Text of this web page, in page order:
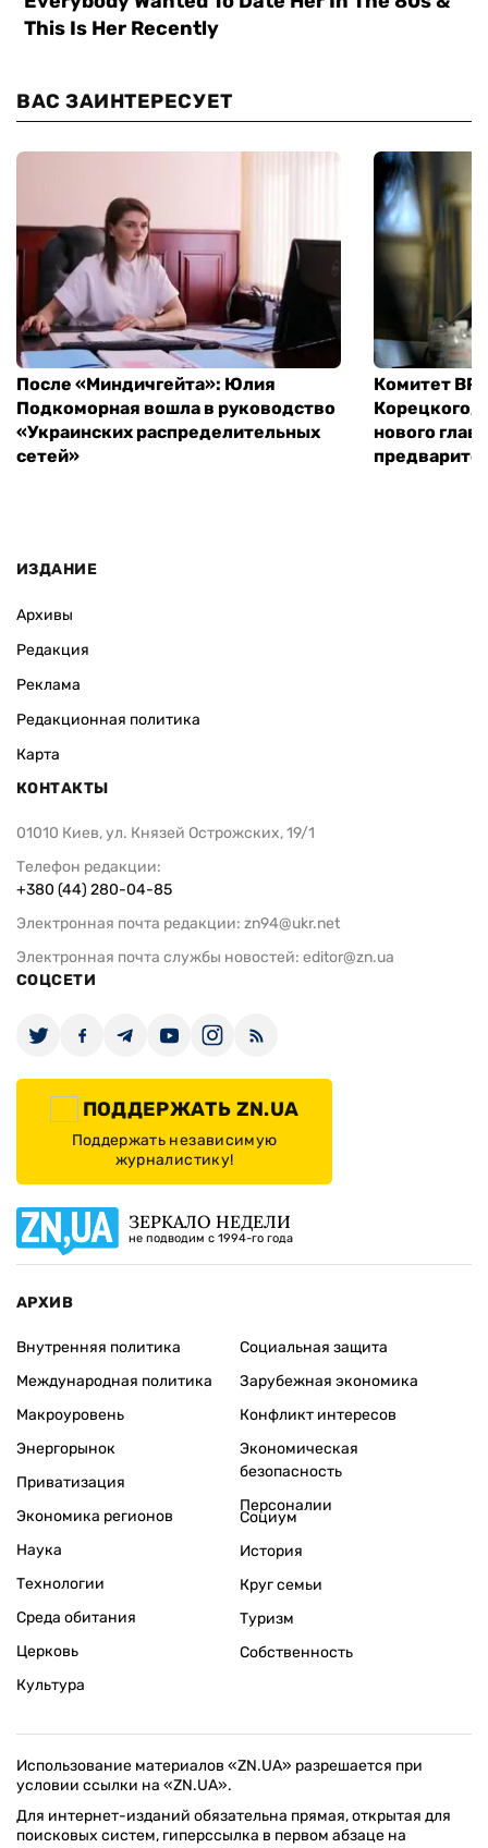
ВАС ЗАИНТЕРЕСУЕТ
После «Миндичгейта»: Юлия
Подкоморная вошла в руководство
«Украинских распределительных
сетей»
Комитет ВР
Корецкого,
нового
ИЗДАНИЕ
Архивы
Редакция
Реклама
Редакционная политика
Карта
КОНТАКТЫ
01010 Киев, ул. Князей Острожских, 19/1
Телефон редакции:
+380 (44) 280-04-85
Электронная почта редакции: zn94@ukr.net
Электронная почта службы новостей: editor@zn.ua
СОЦСЕТИ
ПОДДЕРЖАТЬ ZN.UA
Поддержать независимую
журналистику!
ЗЕРКАЛО НЕДЕЛИ
не подводим с 1994-го года
АРХИВ
Внутренняя политика
Международная политика
Макроуровень
Энергорынок
Приватизация
Экономика регионов
Социальная защита
Зарубежная экономика
Конфликт интересов
Экономическая
безопасность
Персоналии
Наука
Технологии
Среда обитания
Церковь
Культура
Социум
История
Круг семьи
Туризм
Собственность
Использование материалов «ZN.UA» разрешается при
условии ссылки на «ZN.UA».
Для интернет-изданий обязательна прямая, открытая для
поисковых систем, гиперссылка в первом абзаце на